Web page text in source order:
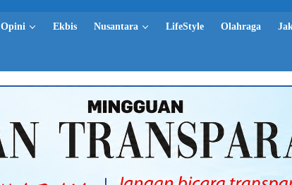
Opini Ekbis Nusantara LifeStyle Olahraga